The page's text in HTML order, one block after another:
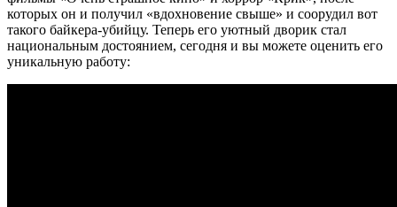
которых он и получил «вдохновение свыше» и соорудил вот
такого байкера-убийцу. Теперь его уютный дворик стал
национальным достоянием, сегодня и вы можете оценить его
уникальную работу: